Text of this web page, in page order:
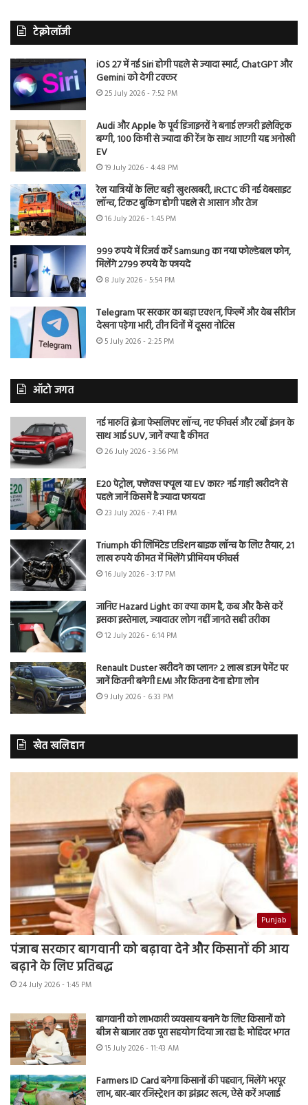
टेक्नोलॉजी
iOS 27 में नई Siri होगी पहले से ज्यादा स्मार्ट, ChatGPT और
Gemini को देगी टक्कर
25 July 2026 - 7:52 PM
Audi और Apple के पूर्व डिजाइनरों ने बनाई लग्जरी इलेक्ट्रिक
बग्गी, 100 किमी से ज्यादा की रेंज के साथ आएगी यह अनोखी
EV
19 July 2026 - 4:48 PM
रेल यात्रियों के लिए बड़ी खुशखबरी, IRCTC की नई वेबसाइट
लॉन्च, टिकट बुकिंग होगी पहले से आसान और तेज
16 July 2026 - 1:45 PM
999 रुपये में रिजर्व करें Samsung का नया फोल्डेबल फोन,
मिलेंगे 2799 रुपये के फायदे
8 July 2026 - 5:54 PM
Telegram पर सरकार का बड़ा एक्शन, फिल्में और वेब सीरीज
देखना पड़ेगा भारी, तीन दिनों में दूसरा नोटिस
5 July 2026 - 2:25 PM
ऑटो जगत
नई मारुति ब्रेजा फेसलिफ्ट लॉन्च, नए फीचर्स और टर्बो इंजन के
साथ आई SUV, जानें क्या है कीमत
26 July 2026 - 3:56 PM
E20 पेट्रोल, फ्लेक्स फ्यूल या EV कार? नई गाड़ी खरीदने से
पहले जानें किसमें है ज्यादा फायदा
23 July 2026 - 7:41 PM
Triumph की लिमिटेड एडिशन बाइक लॉन्च के लिए तैयार, 21
लाख रुपये कीमत में मिलेंगे प्रीमियम फीचर्स
16 July 2026 - 3:17 PM
जानिए Hazard Light का क्या काम है, कब और कैसे करें
इसका इस्तेमाल, ज्यादातर लोग नहीं जानते सही तरीका
12 July 2026 - 6:14 PM
Renault Duster खरीदने का प्लान? 2 लाख डाउन पेमेंट पर
जानें कितनी बनेगी EMI और कितना देना होगा लोन
9 July 2026 - 6:33 PM
खेत खलिहान
Punjab
पंजाब सरकार बागवानी को बढ़ावा देने और किसानों की आय
बढ़ाने के लिए प्रतिबद्ध
24 July 2026 - 1:45 PM
बागवानी को लाभकारी व्यवसाय बनाने के लिए किसानों को
बीज से बाजार तक पूरा सहयोग दिया जा रहा है: मोहिंदर भगत
15 July 2026 - 11:43 AM
Farmers ID Card बनेगा किसानों की पहचान, मिलेंगे भरपूर
लाभ, बार-बार रजिस्ट्रेशन का झंझट खत्म, ऐसे करें अप्लाई